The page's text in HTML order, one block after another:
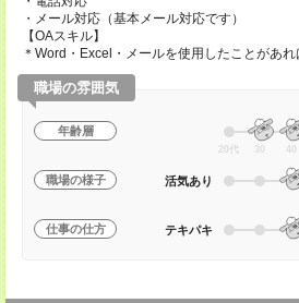
・メール対応（基本メール対応です）
【OAスキル】
＊Word・Excel・メールを使用したことがあれ
職場の雰囲気
年齢層
20代 30 40
職場の様子 活気あり
仕事の仕方 テキパキ